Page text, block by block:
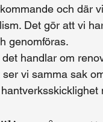
och där
Det gör att vi
genomföras.
handlar om
vi samma sak